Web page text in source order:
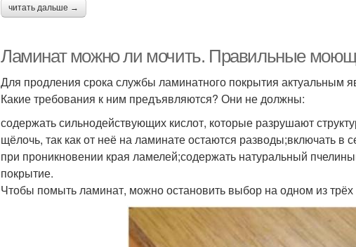
читать дальше →
Ламинат можно ли мочить. Правильные
Для продления срока службы ламинатного покрытия актуальным
Какие требования к ним предъявляются? Они не должны:
содержать сильнодействующих кислот, которые разрушают
щёлочь, так как от неё на ламинате остаются разводы;включать в
при проникновении края ламелей;содержать натуральный
покрытие.
Чтобы помыть ламинат, можно остановить выбор на одном из трёх